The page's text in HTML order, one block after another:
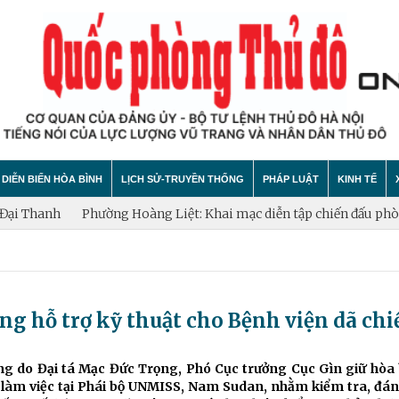
BIẾN HÒA BÌNH LỊCH SỬ-TRUYỀN THỐNG
Lịch sử LLVT nhân dân Thủ đô Hà Nội
Thông Tin Liệt Sĩ
PHÁP LUẬT
Cuộc sống quanh ta
Tìm hiểu chính sách
KINH TẾ
Vấn đề
Hội nhập
Phường Hoàng Liệt: Khai mạc diễn tập chiến đấu phòng thủ
hỗ trợ kỹ thuật cho Bệnh viện dã
do Đại tá Mạc Đức Trọng, Phó Cục trưởng Cục Gìn giữ hòa
việc tại Phái bộ UNMISS, Nam Sudan, nhằm kiểm tra,